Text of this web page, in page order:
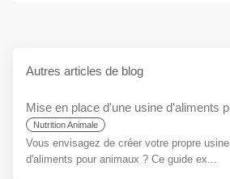
Autres articles de blog
Nutrition Animale
Vous envisagez de créer votre propre usine
d'aliments pour animaux ? Ce guide ex...